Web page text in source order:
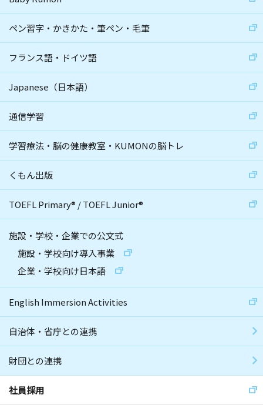
ペン習字・かきかた・筆ペン・毛筆
フランス語・ドイツ語
Japanese（日本語）
通信学習
学習療法・脳の健康教室・KUMONの脳トレ
くもん出版
TOEFL Primary® /TOEFL Junior®
施設・学校・企業での公文式
施設・学校向け導入事業
企業・学校向け日本語
English Immersion Activities
自治体・省庁との連携
財団との連携
社員採用